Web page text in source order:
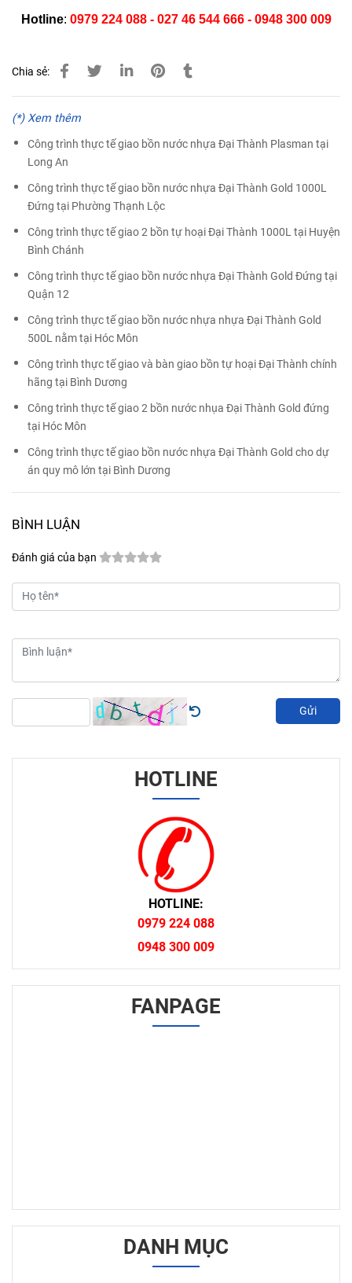
Hotline: 0979 224 088 - 027 46 544 666 - 0948 300 009
Chia sẻ:
(*) Xem thêm
Công trình thực tế giao bồn nước nhựa Đại Thành Plasman tại
Long An
Công trình thực tế giao bồn nước nhựa Đại Thành Gold 1000L
Đứng tại Phường Thạnh Lộc
Công trình thực tế giao 2 bồn tự hoại Đại Thành 1000L tại Huyện
Bình Chánh
Công trình thực tế giao bồn nước nhựa Đại Thành Gold Đứng tại
Quận 12
Công trình thực tế giao bồn nước nhựa nhựa Đại Thành Gold
500L nằm tại Hóc Môn
Công trình thực tế giao và bàn giao bồn tự hoại Đại Thành chính
hãng tại Bình Dương
Công trình thực tế giao 2 bồn nước nhụa Đại Thành Gold đứng
tại Hóc Môn
Công trình thực tế giao bồn nước nhựa Đại Thành Gold cho dự
án quy mô lớn tại Bình Dương
BÌNH LUẬN
Đánh giá của bạn
Gửi
HOTLINE
HOTLINE:
0979 224 088
0948 300 009
FANPAGE
DANH MỤC